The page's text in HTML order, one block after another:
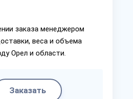
заказа менеджером
веса и объема
Орел и области.
Заказать